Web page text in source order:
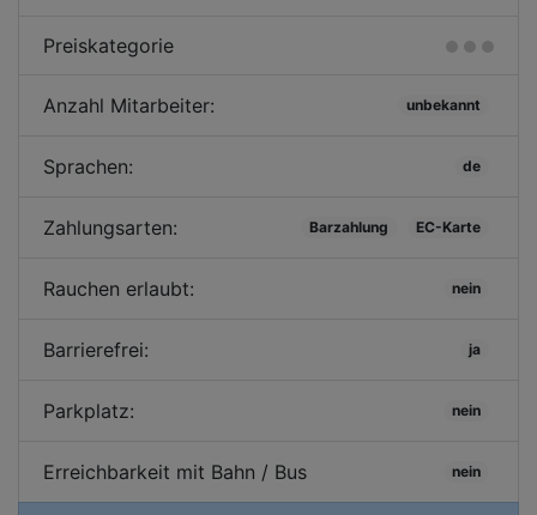
Preiskategorie
Anzahl Mitarbeiter: unbekannt
Sprachen: de
Zahlungsarten: Barzahlung EC-Karte
Rauchen erlaubt: nein
Barrierefrei: ja
Parkplatz: nein
Erreichbarkeit mit Bahn / Bus nein